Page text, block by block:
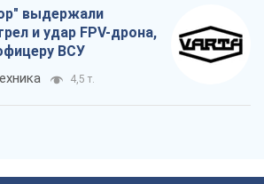
выдержали
и удар FPV-дрона,
ВСУ
4,5 т.